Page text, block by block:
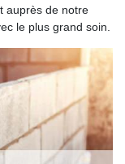
auprès de notre
le plus grand soin.